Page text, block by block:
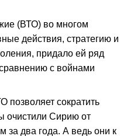
(ВТО) во многом
действия, стратегию и
придало ей ряд
с войнами
позволяет сократить
очистили Сирию от
за два года. А ведь они к